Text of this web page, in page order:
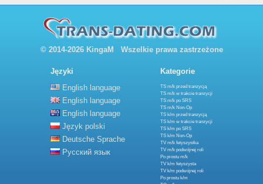
© 2014-2026 KingaM Wszelkie prawa zastrzeżone
Języki
English language
English language
English language
Język polski
Deutsche Sprache
Русский язык
Kategorie
TS m/k przed tranzycją
TS m/k w trakcie tranzycji
TS m/k po SRS
TS m/k Non-Op
TS k/m przed tranzycją
TS k/m w trakcie tranzycji
TS k/m po SRS
TS k/m Non-Op
TV m/k fetyszystka
TV m/k podwójnej roli
Po prostu m/k
TV k/m fetyszysta
TV k/m podwójnej roli
Po prostu k/m